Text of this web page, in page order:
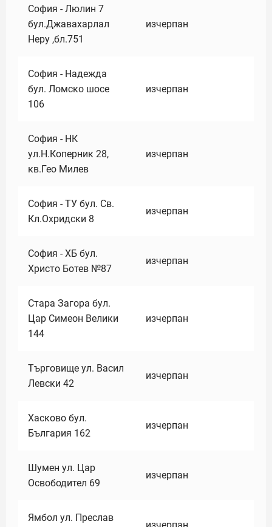
София - Люлин 7
бул.Джавахарлал
Неру ,бл.751
изчерпан
София - Надежда
бул. Ломско шосе
106
изчерпан
София - НК
ул.Н.Коперник 28,
кв.Гео Милев
изчерпан
София - ТУ бул. Св.
Кл.Охридски 8
изчерпан
София - ХБ бул.
Христо Ботев №87
изчерпан
Стара Загора бул.
Цар Симеон Велики
144
изчерпан
Търговище ул. Васил
Левски 42
изчерпан
Хасково бул.
България 162
изчерпан
Шумен ул. Цар
Освободител 69
изчерпан
Ямбол ул. Преслав